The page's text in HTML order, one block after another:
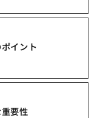
イント
要性